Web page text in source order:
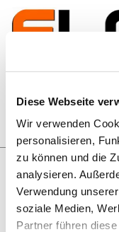
Diese Webseite
Wir verwenden
personalisieren,
zu können und die
analysieren.
Verwendung
soziale Medien,
Partner führen
Zum Inhalt springen
Hier geht es zu
Impressum